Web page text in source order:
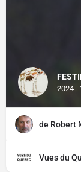
2024 -
de Robert
Vues du